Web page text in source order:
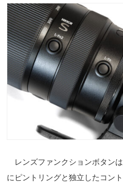
レンズファンクションボタン
にピントリングと独立したコン